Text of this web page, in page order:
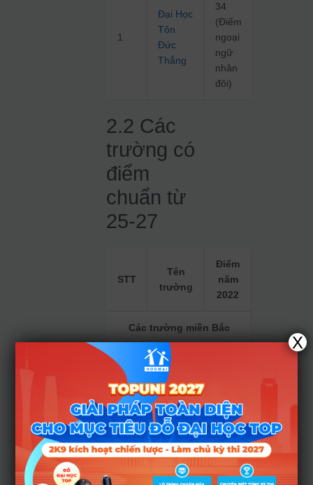
1
Đại Học
Tôn
Đức
Thắng
34
(Điểm
ngoại
ngữ
nhân
đôi)
2.2 Các
trường có
điểm
chuẩn từ
25-27
STT
Tên
trường
Điểm
năm
2022
Các trường miền Bắc
Đại Học
Thương
Mại
2
Học
Viện
Ngân
Hàng
26
X